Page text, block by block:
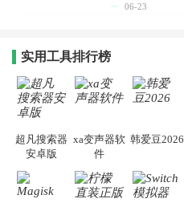
06-23
实用工具排行榜
超凡搜索器
安卓版
xa变声器软
件
韩爱豆2026